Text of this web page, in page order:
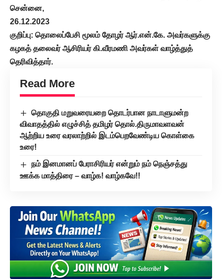
சென்னை,
26.12.2023
குறிப்பு: தொலைப்பேசி மூலம் தோழர் ஆர்.என்.கே. அவர்களுக்கு
கழகத் தலைவர் ஆசிரியர் கி.வீரமணி அவர்கள் வாழ்த்துத்
தெரிவித்தார்.
Read More
தொகுதி மறுவரையறை தொடர்பான நாடாளுமன்ற
விவாதத்தில் எழுச்சித் தமிழர் தொல்.திருமாவளவன்
ஆற்றிய உரை வரலாற்றில் இடம்பெறவேண்டிய கொள்கை
உரை!
நம் இனமானப் பேராசிரியர் என்றும் நம் நெஞ்சத்து
ஊக்க மாத்திரை – வாழ்க! வாழ்கவே!!